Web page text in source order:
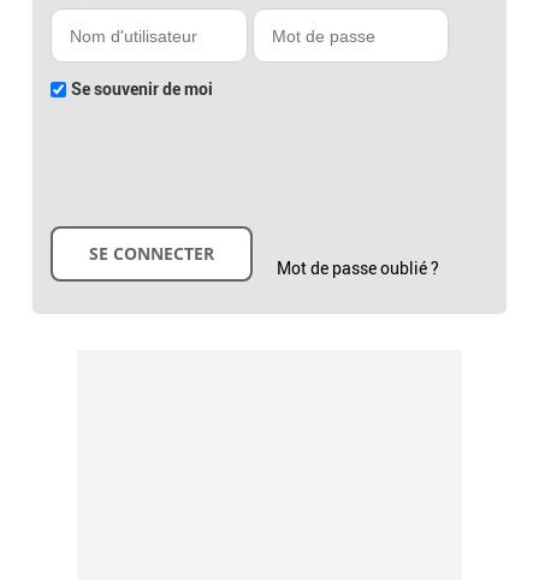
Se souvenir de moi
Mot de passe oublié ?